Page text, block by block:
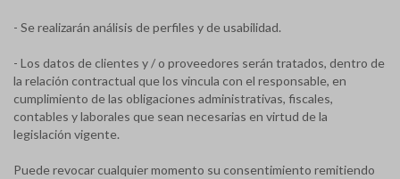
- Se realizarán análisis de perfiles y de usabilidad.
- Los datos de clientes y / o proveedores serán tratados, dentro de
la relación contractual que los vincula con el responsable, en
cumplimiento de las obligaciones administrativas, fiscales,
contables y laborales que sean necesarias en virtud de la
legislación vigente.
Puede revocar cualquier momento su consentimiento remitiendo